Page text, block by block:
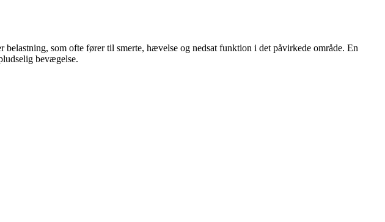
som ofte fører til smerte, hævelse og nedsat funktion i det påvirkede område. En
bevægelse.